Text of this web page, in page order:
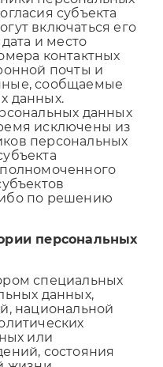
субъекта
включаться его
и место
контактных
почты и
сообщаемые
данных.
данных
исключены из
персональных
по решению
персональных
специальных
данных,
национальной
или
состояния